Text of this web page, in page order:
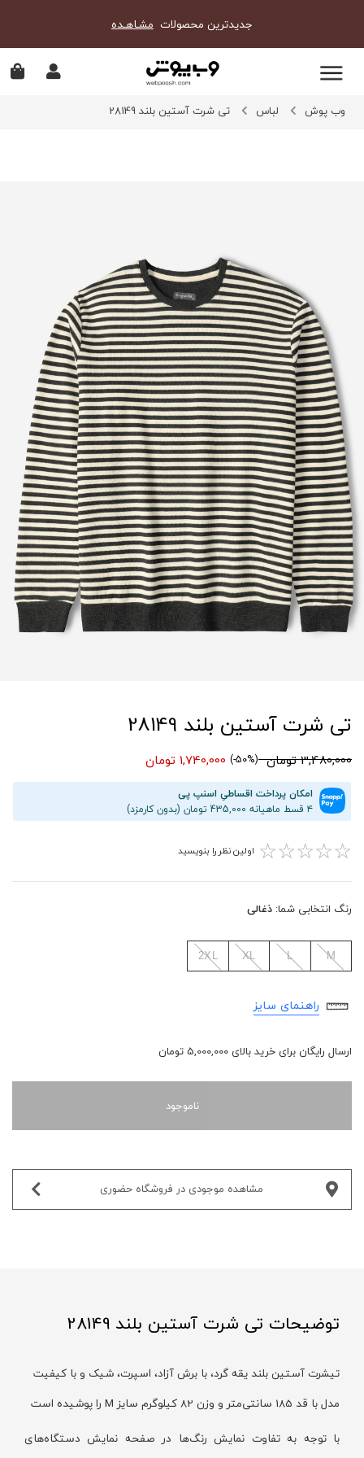
جدیدترین محصولات مشـاهـده
وب پوش لباس تی شرت آستین بلند 28149
تی شرت آستین بلند 28149
3,480,000 تومان (50%-)
امکان پرداخت اقساطیِ اسنپ پی
۴ قسط ماهیانه 435,000 تومان (بدون کارمزد)
☆
☆
☆
☆
☆ اولین نظر را بنویسید
رنگ انتخابی شما: ذغالی
M
L
XL
2XL
راهنمای سایز
ارسال رایگان برای خرید بالای 5,000,000 تومان
ناموجود
مشاهده موجودی در فروشگاه حضوری‌
توضیحات تی شرت آستین بلند 28149
تیشرت آستین بلند یقه گرد، با برش آزاد، اسپرت، شیک و با کیفیت
مدل با قد 185 سانتی‌متر و وزن 82 کیلوگرم سایز M را پوشیده است
با توجه به تفاوت نمایش رنگ‌ها در صفحه نمایش دستگاه‌های